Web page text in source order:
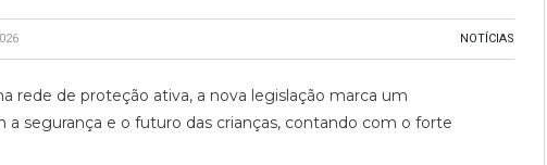
NOTÍCIAS
rede de proteção ativa, a nova legislação marca um
segurança e o futuro das crianças, contando com o forte